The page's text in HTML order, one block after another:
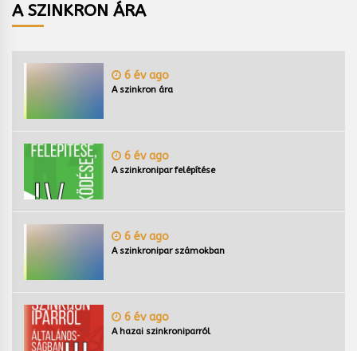
A SZINKRON ÁRA
6 év ago
A szinkron ára
6 év ago
A szinkronipar felépítése
6 év ago
A szinkronipar számokban
6 év ago
A hazai szinkroniparról